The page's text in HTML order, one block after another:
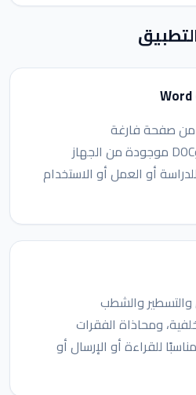
أو العمل أو الاستخدام
والتسطير والشطب
ومحاذاة الفقرات
للقراءة أو الإرسال أو